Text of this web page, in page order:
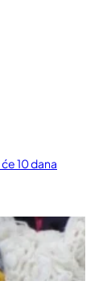
10 dana